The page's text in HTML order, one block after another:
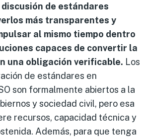
de estándares
más transparentes y
al mismo tiempo dentro
capaces de convertir la
una obligación verificable. Los
de estándares en
son formalmente abiertos a la
y sociedad civil, pero esa
recursos, capacidad técnica y
Además, para que tenga